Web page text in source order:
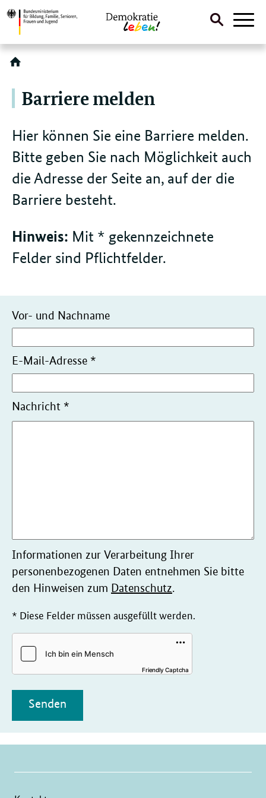
Direktlink:
Suche
Barriere melden
Hier können Sie eine Barriere melden.
Bitte geben Sie nach Möglichkeit auch
die Adresse der Seite an, auf der die
Barriere besteht.
Hinweis: Mit * gekennzeichnete
Felder sind Pflichtfelder.
Persönliche
Daten
Vor- und Nachname
E-Mail-Adresse *
Nachricht *
Informationen zur Verarbeitung Ihrer
personenbezogenen Daten entnehmen Sie bitte
den Hinweisen zum Datenschutz.
* Diese Felder müssen ausgefüllt werden.
Friendly Captcha
Senden